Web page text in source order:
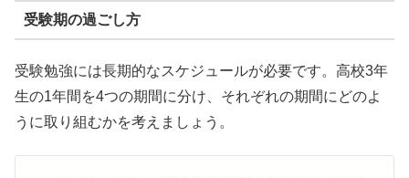
受験期の過ごし方
受験勉強には長期的なスケジュールが必要です。高校3年
生の1年間を4つの期間に分け、それぞれの期間にどのよ
うに取り組むかを考えましょう。